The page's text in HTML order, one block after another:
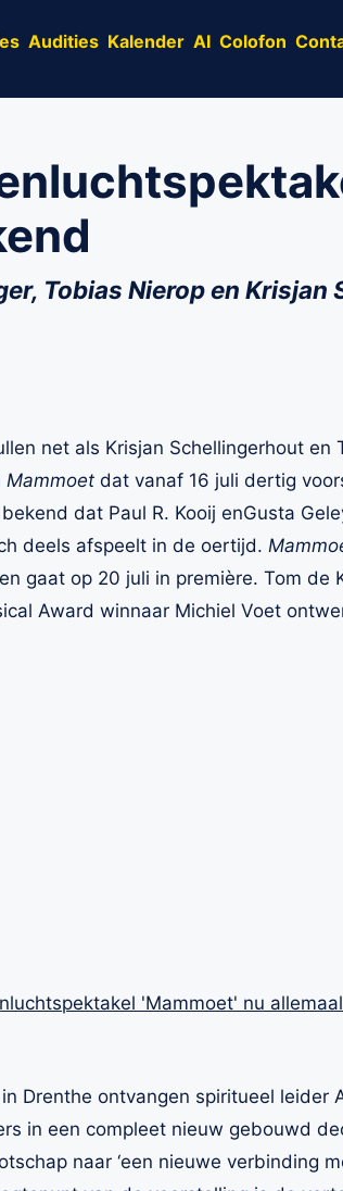
Audities Kalender AI Colofon
Tobias Nierop en
net als Krisjan Schellingerhout en
Mammoet dat vanaf 16 juli dertig
dat Paul R. Kooij enGusta
deels afspeelt in de oertijd.
en gaat op 20 juli in première. Tom de
Award winnaar Michiel Voet
Drenthe ontvangen spiritueel leider
in een compleet nieuw gebouwd
naar ‘een nieuwe verbinding